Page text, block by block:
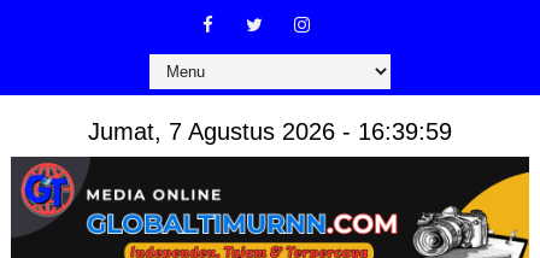
Jumat, 7 Agustus 2026 - 16:40:00